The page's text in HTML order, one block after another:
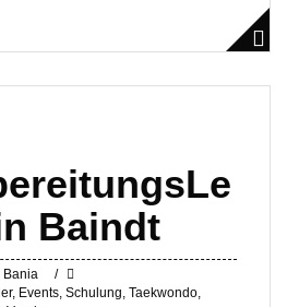
Baindt
Bania
, Events, Schulung, Taekwondo,